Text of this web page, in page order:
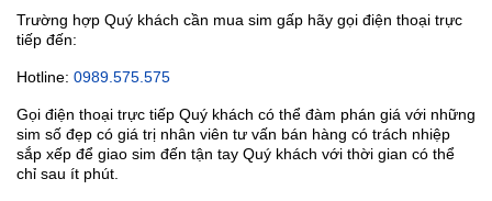
Trường hợp Quý khách cần mua sim gấp hãy gọi điện thoại trực
tiếp đến:
Hotline: 0989.575.575
Gọi điện thoại trực tiếp Quý khách có thể đàm phán giá với những
sim số đẹp có giá trị nhân viên tư vấn bán hàng có trách nhiệp
sắp xếp để giao sim đến tận tay Quý khách với thời gian có thể
chỉ sau ít phút.